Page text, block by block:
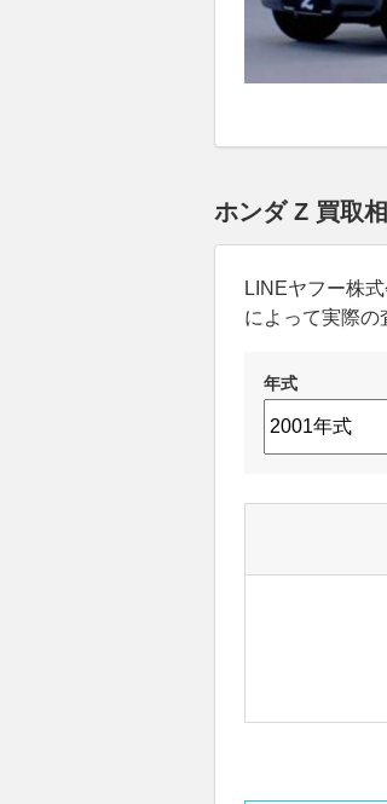
ホンダ Z 買取
LINEヤフー株
によって実際
年式